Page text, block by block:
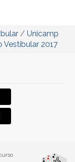
/ Unicamp
Vestibular 2017